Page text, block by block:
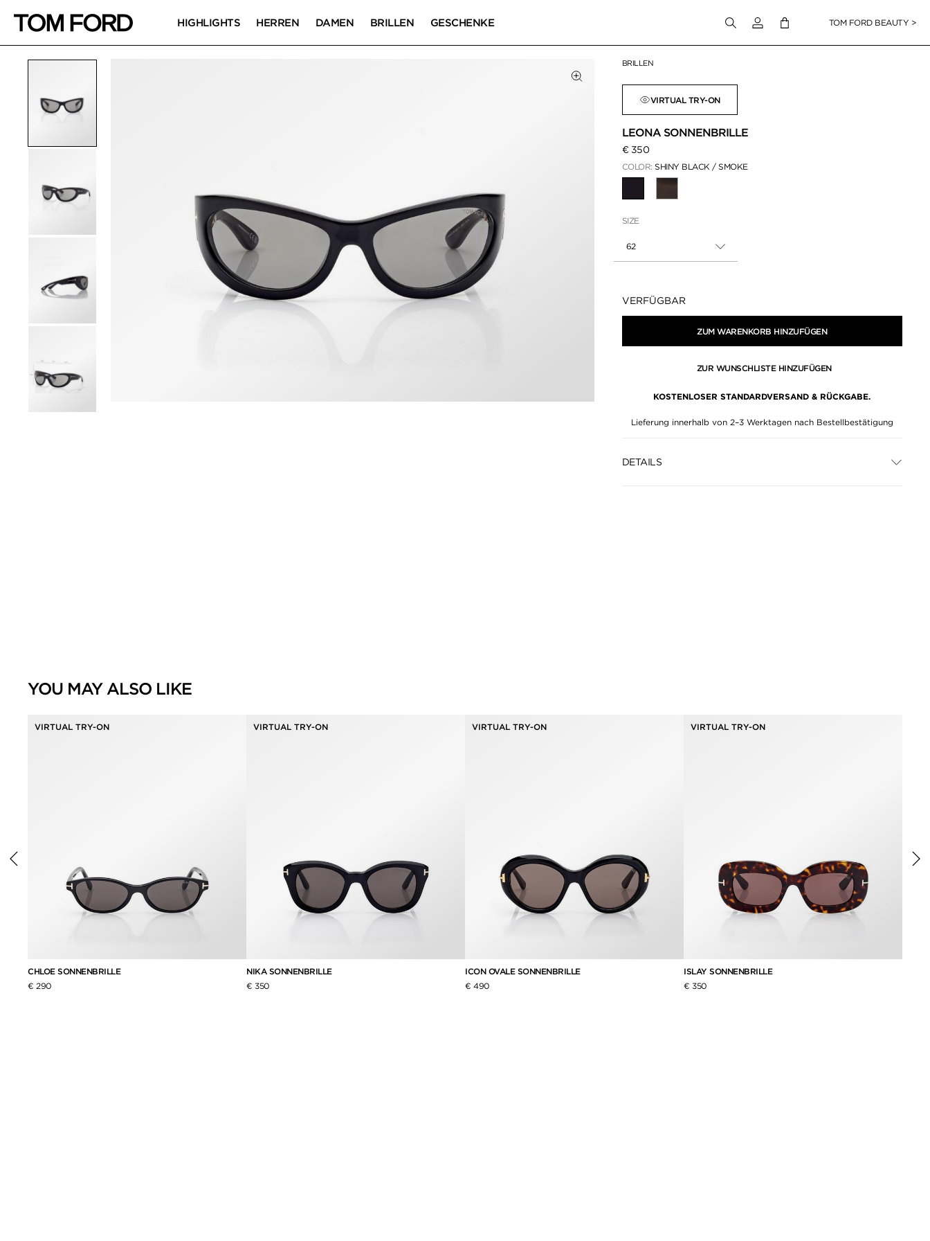
HIGHLIGHTS HERREN DAMEN BRILLEN GESCHENKE Melden Sie sich bei Ihrem Konto an
TOM FORD BEAUTY >
BRILLEN
VIRTUAL TRY-ON
LEONA SONNENBRILLE
€ 350
COLOR:SHINY BLACK / SMOKE
SIZE
62
Verfügbarkeit:
VERFÜGBAR
ZUM WARENKORB HINZUFÜGEN
ZUR WUNSCHLISTE HINZUFÜGEN
KOSTENLOSER STANDARDVERSAND & RÜCKGABE.
Lieferung innerhalb von 2–3 Werktagen nach Bestellbestätigung
DETAILS
YOU MAY ALSO LIKE
VIRTUAL TRY-ON
CHLOE SONNENBRILLE
€ 290
VIRTUAL TRY-ON
NIKA SONNENBRILLE
€ 350
VIRTUAL TRY-ON
ICON OVALE SONNENBRILLE
€ 490
VIRTUAL TRY-ON
ISLAY SONNENBRILLE
€ 350